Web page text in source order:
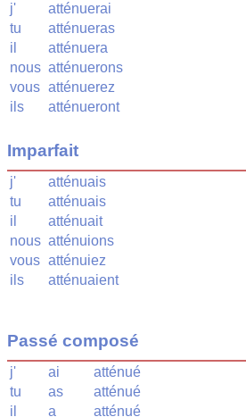
j'
atténuerai
tu
atténueras
il
atténuera
nous atténuerons
vous atténuerez
ils
atténueront
Imparfait
j'
atténuais
tu
atténuais
il
atténuait
nous atténuions
vous atténuiez
ils
atténuaient
Passé composé
j' ai
atténué
tu
as
atténué
il
a
atténué